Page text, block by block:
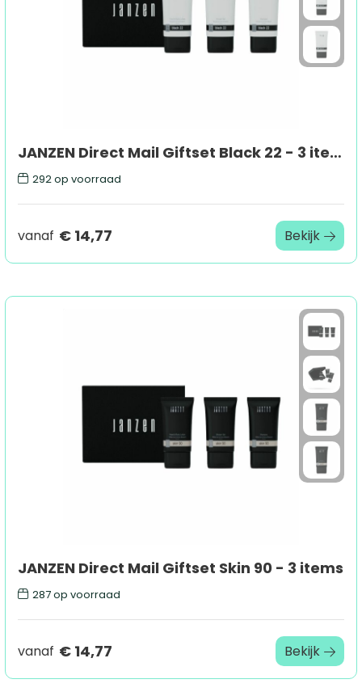
JANZEN Direct Mail Giftset Black 22 - 3 items
292op voorraad
vanaf € 14,77 Bekijk
JANZEN Direct Mail Giftset Skin 90 - 3 items
287op voorraad
vanaf € 14,77 Bekijk